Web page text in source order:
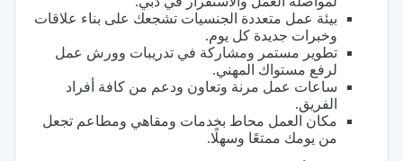
بيئة عمل متعددة الجنسيات تشجعك على بناء علاقات
وخبرات جديدة كل يوم.
تطوير مستمر ومشاركة في تدريبات وورش عمل
لرفع مستواك المهني.
ساعات عمل مرنة وتعاون ودعم من كافة أفراد
الفريق.
مكان العمل محاط بخدمات ومقاهي ومطاعم تجعل
من يومك ممتعًا وسهلًا.